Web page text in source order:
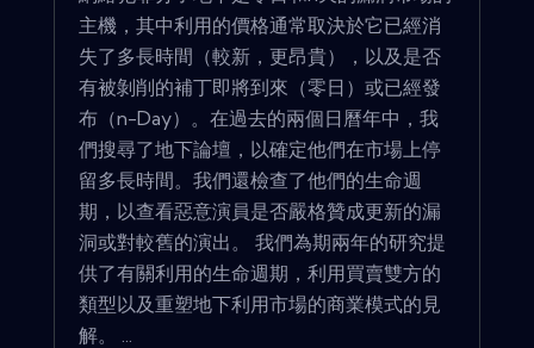
主機，其中利用的價格通常取決於它已經消
失了多長時間（較新，更昂貴），以及是否
有被剝削的補丁即將到來（零日）或已經發
布（n-Day）。在過去的兩個日曆年中，我
們搜尋了地下論壇，以確定他們在市場上停
留多長時間。我們還檢查了他們的生命週
期，以查看惡意演員是否嚴格贊成更新的漏
洞或對較舊的演出。 我們為期兩年的研究提
供了有關利用的生命週期，利用買賣雙方的
類型以及重塑地下利用市場的商業模式的見
解。 ...